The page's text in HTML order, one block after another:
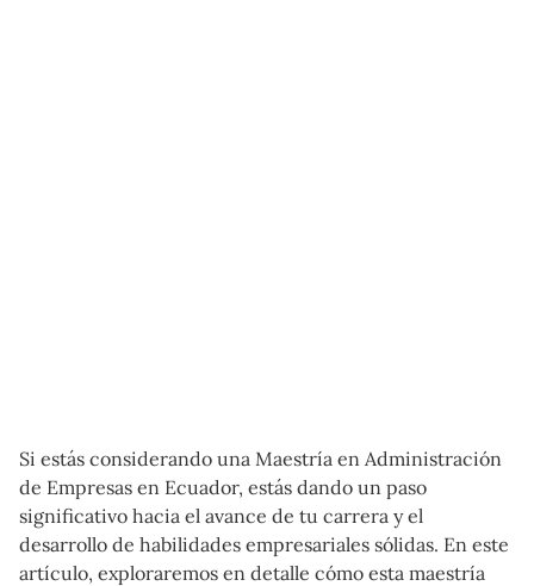
Si estás considerando una Maestría en Administración
de Empresas en Ecuador, estás dando un paso
significativo hacia el avance de tu carrera y el
desarrollo de habilidades empresariales sólidas. En este
artículo, exploraremos en detalle cómo esta maestría